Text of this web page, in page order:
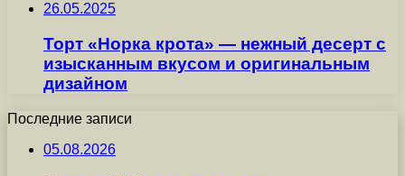
26.05.2025
Торт «Норка крота» — нежный десерт с
изысканным вкусом и оригинальным
дизайном
Последние записи
05.08.2026